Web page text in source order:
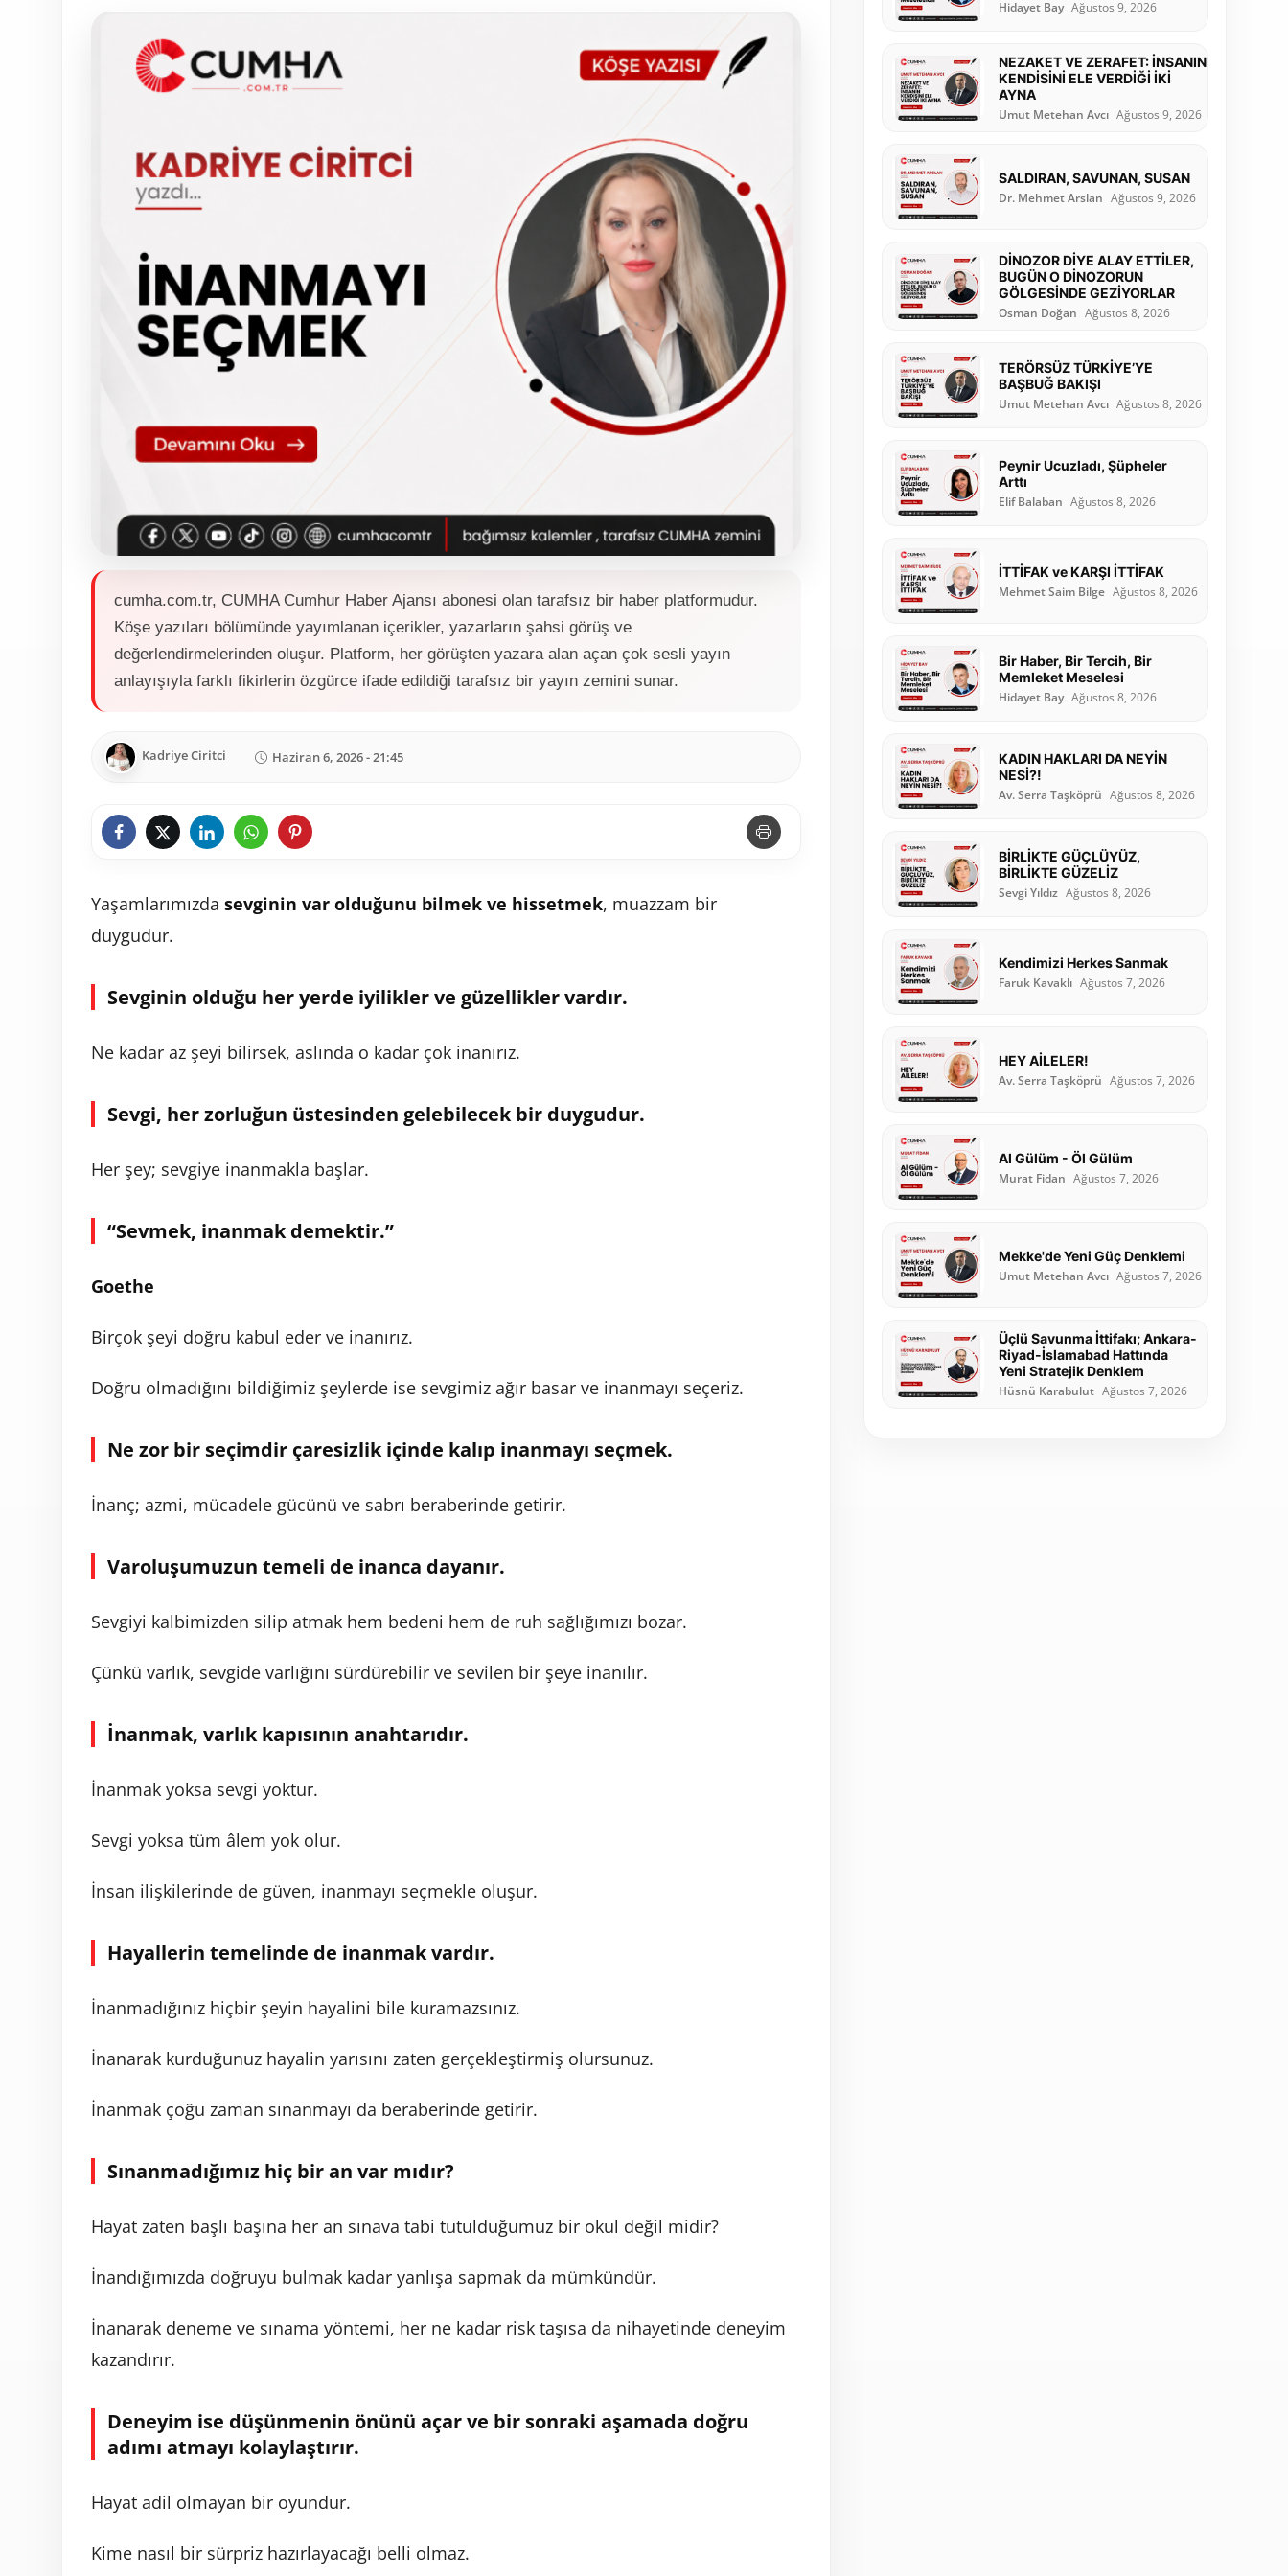
cumha.com.tr, CUMHA Cumhur Haber Ajansı abonesi olan tarafsız bir haber platformudur.
Köşe yazıları bölümünde yayımlanan içerikler, yazarların şahsi görüş ve
değerlendirmelerinden oluşur. Platform, her görüşten yazara alan açan çok sesli yayın
anlayışıyla farklı fikirlerin özgürce ifade edildiği tarafsız bir yayın zemini sunar.
Kadriye Ciritci Haziran 6, 2026 - 21:45
Yaşamlarımızda sevginin var olduğunu bilmek ve hissetmek, muazzam bir
duygudur.
Sevginin olduğu her yerde iyilikler ve güzellikler vardır.
Ne kadar az şeyi bilirsek, aslında o kadar çok inanırız.
Sevgi, her zorluğun üstesinden gelebilecek bir duygudur.
Her şey; sevgiye inanmakla başlar.
“Sevmek, inanmak demektir.”
Goethe
Birçok şeyi doğru kabul eder ve inanırız.
Doğru olmadığını bildiğimiz şeylerde ise sevgimiz ağır basar ve inanmayı seçeriz.
Ne zor bir seçimdir çaresizlik içinde kalıp inanmayı seçmek.
İnanç; azmi, mücadele gücünü ve sabrı beraberinde getirir.
Varoluşumuzun temeli de inanca dayanır.
Sevgiyi kalbimizden silip atmak hem bedeni hem de ruh sağlığımızı bozar.
Çünkü varlık, sevgide varlığını sürdürebilir ve sevilen bir şeye inanılır.
İnanmak, varlık kapısının anahtarıdır.
İnanmak yoksa sevgi yoktur.
Sevgi yoksa tüm âlem yok olur.
İnsan ilişkilerinde de güven, inanmayı seçmekle oluşur.
Hayallerin temelinde de inanmak vardır.
İnanmadığınız hiçbir şeyin hayalini bile kuramazsınız.
İnanarak kurduğunuz hayalin yarısını zaten gerçekleştirmiş olursunuz.
İnanmak çoğu zaman sınanmayı da beraberinde getirir.
Sınanmadığımız hiç bir an var mıdır?
Hayat zaten başlı başına her an sınava tabi tutulduğumuz bir okul değil midir?
İnandığımızda doğruyu bulmak kadar yanlışa sapmak da mümkündür.
İnanarak deneme ve sınama yöntemi, her ne kadar risk taşısa da nihayetinde deneyim
kazandırır.
Deneyim ise düşünmenin önünü açar ve bir sonraki aşamada doğru
adımı atmayı kolaylaştırır.
Hayat adil olmayan bir oyundur.
Kime nasıl bir sürpriz hazırlayacağı belli olmaz.
Hidayet Bay Ağustos 9, 2026
NEZAKET VE ZERAFET: İNSANIN
KENDİSİNİ ELE VERDİĞİ İKİ
AYNA
Umut Metehan Avcı Ağustos 9, 2026
SALDIRAN, SAVUNAN, SUSAN
Dr. Mehmet Arslan Ağustos 9, 2026
DİNOZOR DİYE ALAY ETTİLER,
BUGÜN O DİNOZORUN
GÖLGESİNDE GEZİYORLAR
Osman Doğan Ağustos 8, 2026
TERÖRSÜZ TÜRKİYE’YE
BAŞBUĞ BAKIŞI
Umut Metehan Avcı Ağustos 8, 2026
Peynir Ucuzladı, Şüpheler
Arttı
Elif Balaban Ağustos 8, 2026
İTTİFAK ve KARŞI İTTİFAK
Mehmet Saim Bilge Ağustos 8, 2026
Bir Haber, Bir Tercih, Bir
Memleket Meselesi
Hidayet Bay Ağustos 8, 2026
KADIN HAKLARI DA NEYİN
NESİ?!
Av. Serra Taşköprü Ağustos 8, 2026
BİRLİKTE GÜÇLÜYÜZ,
BİRLİKTE GÜZELİZ
Sevgi Yıldız Ağustos 8, 2026
Kendimizi Herkes Sanmak
Faruk Kavaklı Ağustos 7, 2026
HEY AİLELER!
Av. Serra Taşköprü Ağustos 7, 2026
Al Gülüm - Öl Gülüm
Murat Fidan Ağustos 7, 2026
Mekke'de Yeni Güç Denklemi
Umut Metehan Avcı Ağustos 7, 2026
Üçlü Savunma İttifakı; Ankara-
Riyad-İslamabad Hattında
Yeni Stratejik Denklem
Hüsnü Karabulut Ağustos 7, 2026